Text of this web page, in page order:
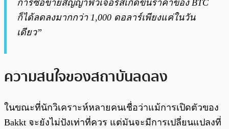
การซื้อขายสัญญาฟิวเจอร์สเกิดขึ้นราคาของ BTC
ก็ได้ลดลงมากกว่า 1,000 ดอลาร์เพียงแค่ในวัน
เดียว”
ความสนใจของสถาบันลดลง
ในขณะที่นักวิเคราะห์หลายคนเชื่อว่าแม้การเปิดตัวของ
Bakkt จะยังไม่ปังเท่าที่ควร แต่มันจะมีการเปลี่ยนแปลงที่